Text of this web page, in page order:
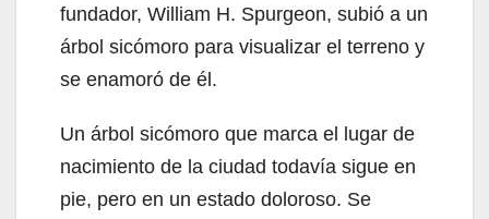
fundador, William H. Spurgeon, subió a un
árbol sicómoro para visualizar el terreno y
se enamoró de él.
Un árbol sicómoro que marca el lugar de
nacimiento de la ciudad todavía sigue en
pie, pero en un estado doloroso. Se